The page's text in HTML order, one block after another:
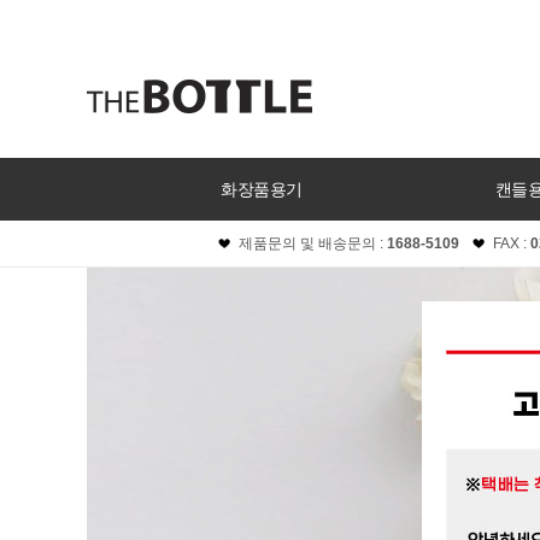
화장품용기 캔들
제품문의 및 배송문의 : 1688-5109 FAX :